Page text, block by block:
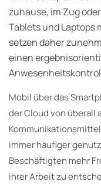
zuhause, im Zug
Tablets und Laptops
setzen daher
einen
Mobil über das
der Cloud von überall
immer häufiger
Beschäftigten mehr
ihrer Arbeit zu